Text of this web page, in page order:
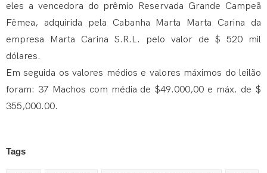
eles a vencedora do prêmio Reservada Grande Campeã
Fêmea, adquirida pela Cabanha Marta Marta Carina da
empresa Marta Carina S.R.L. pelo valor de $ 520 mil
dólares.
Em seguida os valores médios e valores máximos do leilão
foram: 37 Machos com média de $49.000,00 e máx. de $
355,000.00.
Tags